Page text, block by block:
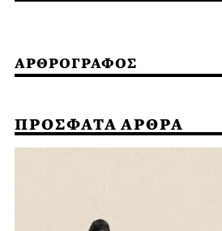
ΑΡΘΡΟΓΡΑΦΟΣ
ΠΡΟΣΦΑΤΑ ΑΡΘΡΑ